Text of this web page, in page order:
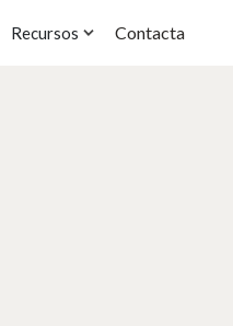
Recursos Contacta